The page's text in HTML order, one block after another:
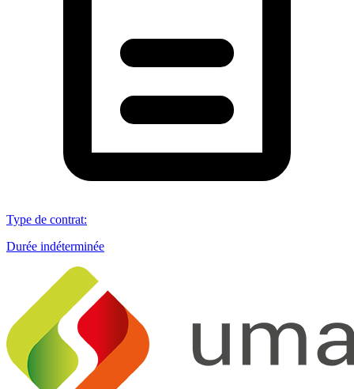
Type de contrat:
Durée indéterminée